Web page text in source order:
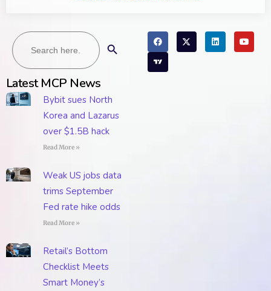
Search
for:
Latest MCP News
Bybit sues North
Korea and Lazarus
over $1.5B hack
Read More »
Weak US jobs data
trims September
Fed rate hike odds
Read More »
Retail’s Bottom
Checklist Meets
Smart Money’s